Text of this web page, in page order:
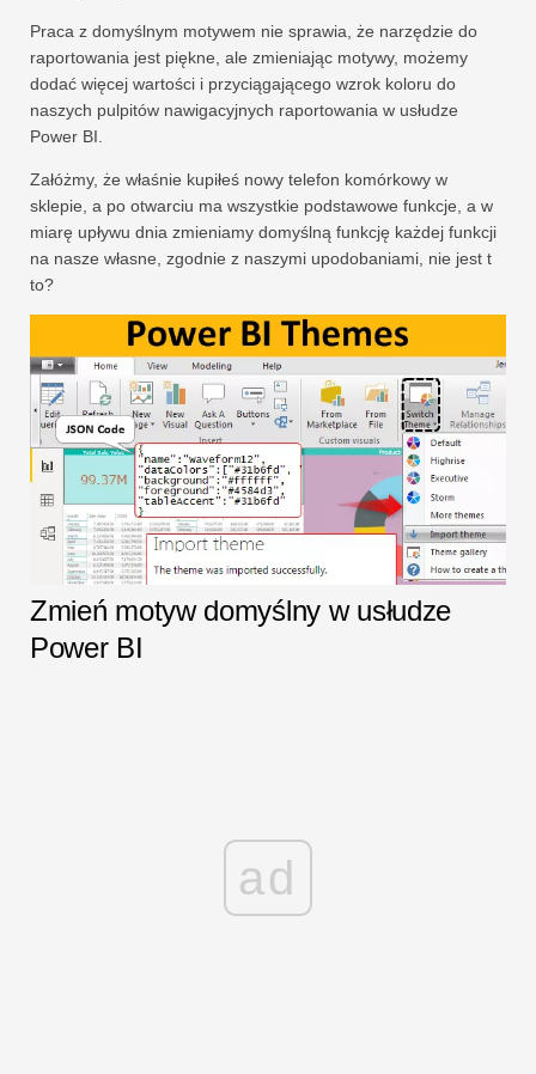
Praca z domyślnym motywem nie sprawia, że ​​narzędzie do
raportowania jest piękne, ale zmieniając motywy, możemy
dodać więcej wartości i przyciągającego wzrok koloru do
naszych pulpitów nawigacyjnych raportowania w usłudze
Power BI.
Załóżmy, że właśnie kupiłeś nowy telefon komórkowy w
sklepie, a po otwarciu ma wszystkie podstawowe funkcje, a w
miarę upływu dnia zmieniamy domyślną funkcję każdej funkcji
na nasze własne, zgodnie z naszymi upodobaniami, nie jest t
to?
Zmień motyw domyślny w usłudze
Power BI
ad